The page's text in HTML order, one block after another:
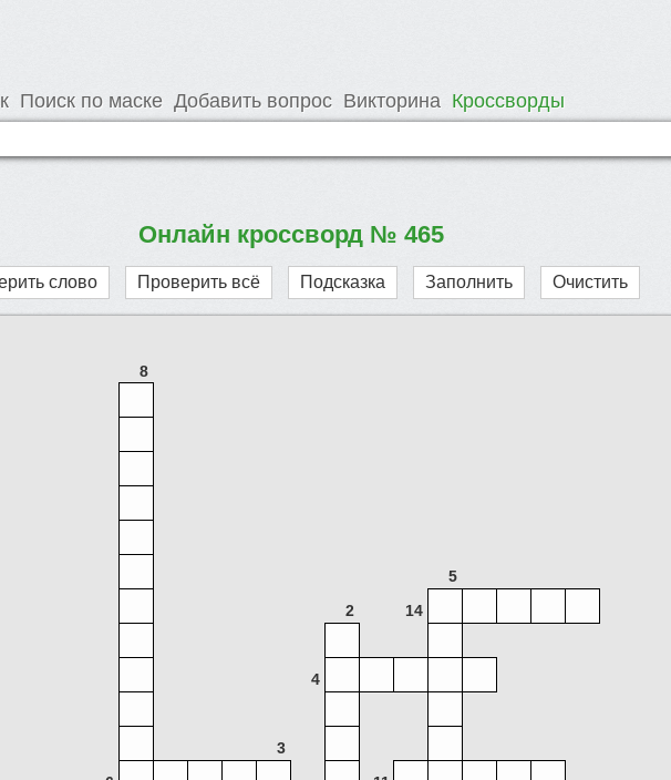
Поиск по маске Добавить вопрос Викторина Кроссворды
Онлайн кроссворд № 465
слово Проверить всё Подсказка Заполнить Очистить
8
5
2
14
4
3